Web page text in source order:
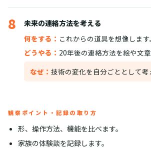
8
未来の連絡方法を考える
何をする： これからの道具を想像します
どうやる： 20年後の連絡方法を絵や文章
なぜ： 技術の変化を自分ごととして考
観察ポイント・記録の取り方
形、操作方法、機能を比べます。
家族の体験談を記録します。